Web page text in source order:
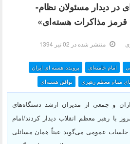
در دیدار مسئولان نظام-
قرمز مذاکرات هسته‌ای»
منتشر شده در 02 تیر 1394
امام خامنه‌ای
پرونده هسته ای ایران
توافق هسته‌ای
مقام معظم رهبری
و جمعی از مدیران ارشد دستگاه‌های
با رهبر معظم انقلاب دیدار کردند/امام
جلسات عمومی می‌گوید عیناً همان مسائلی